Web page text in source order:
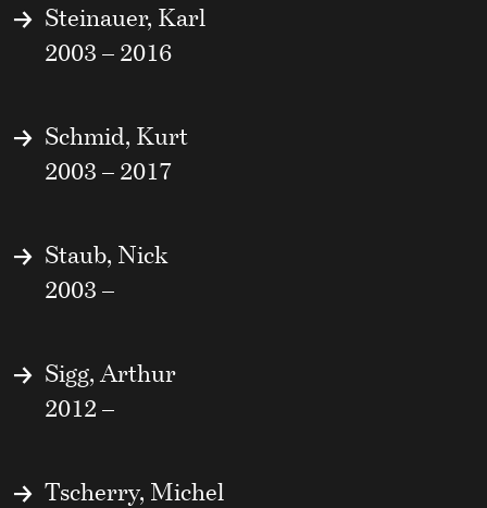
Steinauer, Karl
2003 – 2016
Schmid, Kurt
2003 – 2017
Staub, Nick
2003 –
Sigg, Arthur
2012 –
Tscherry, Michel